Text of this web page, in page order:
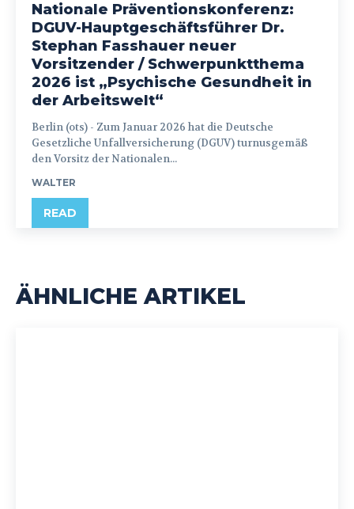
Nationale Präventionskonferenz:
DGUV-Hauptgeschäftsführer Dr.
Stephan Fasshauer neuer
Vorsitzender / Schwerpunktthema
2026 ist „Psychische Gesundheit in
der Arbeitswelt“
Berlin (ots) - Zum Januar 2026 hat die Deutsche
Gesetzliche Unfallversicherung (DGUV) turnusgemäß
den Vorsitz der Nationalen...
WALTER
READ
ÄHNLICHE ARTIKEL